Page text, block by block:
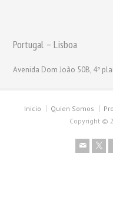
Portugal – Lisboa
Avenida Dom João 50B, 4ª
Inicio Quien Somos
Copyright ©